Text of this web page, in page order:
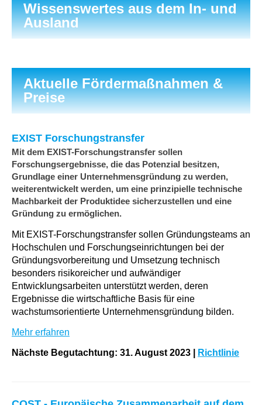
Wissenswertes aus dem In- und
Ausland
Aktuelle Fördermaßnahmen &
Preise
EXIST Forschungstransfer
Mit dem EXIST-Forschungstransfer sollen
Forschungsergebnisse, die das Potenzial besitzen,
Grundlage einer Unternehmensgründung zu werden,
weiterentwickelt werden, um eine prinzipielle technische
Machbarkeit der Produktidee sicherzustellen und eine
Gründung zu ermöglichen.
Mit EXIST-Forschungstransfer sollen Gründungsteams an
Hochschulen und Forschungseinrichtungen bei der
Gründungsvorbereitung und Umsetzung technisch
besonders risikoreicher und aufwändiger
Entwicklungsarbeiten unterstützt werden, deren
Ergebnisse die wirtschaftliche Basis für eine
wachstumsorientierte Unternehmensgründung bilden.
Mehr erfahren
Nächste Begutachtung: 31. August 2023 Richtlinie